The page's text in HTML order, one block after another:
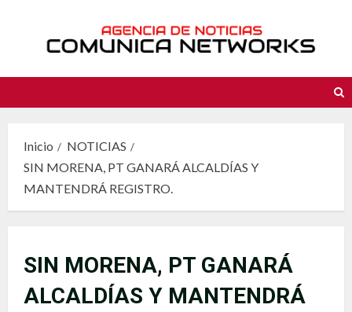
contenido
Inicio
NOTICIAS
SIN MORENA, PT GANARÁ ALCALDÍAS Y
MANTENDRÁ REGISTRO.
SIN MORENA, PT GANARÁ
ALCALDÍAS Y MANTENDRÁ